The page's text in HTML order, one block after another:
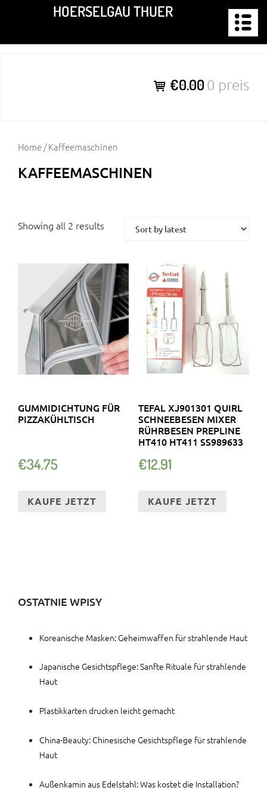
springen
HOERSELGAU THUER
€0.00 0 preis
Home/ Kaffeemaschinen
KAFFEEMASCHINEN
Showing all 2 results
GUMMIDICHTUNG FÜR
PIZZAKÜHLTISCH
€34.75
KAUFE JETZT
TEFAL XJ901301 QUIRL
SCHNEEBESEN MIXER
RÜHRBESEN PREPLINE
HT410 HT411 SS989633
€12.91
KAUFE JETZT
OSTATNIE WPISY
Koreanische Masken: Geheimwaffen für strahlende Haut
Japanische Gesichtspflege: Sanfte Rituale für strahlende
Haut
Plastikkarten drucken leicht gemacht
China-Beauty: Chinesische Gesichtspflege für strahlende
Haut
Außenkamin aus Edelstahl: Was kostet die Installation?